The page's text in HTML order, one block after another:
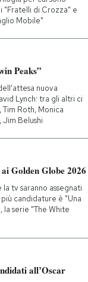
"Fratelli di Crozza" e
Mobile"
Peaks”
nuova
Lynch: tra gli altri ci
Roth, Monica
Jim Belushi
Golden Globe 2026
tv saranno assegnati
più candidature è "Una
serie "The White
all’Oscar